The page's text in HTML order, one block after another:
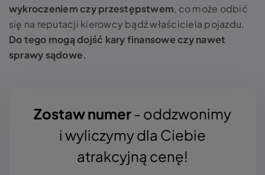
wykroczeniem czy przestępstwem, co może odbić
się na reputacji kierowcy bądź właściciela pojazdu.
Do tego mogą dojść kary finansowe czy nawet
sprawy sądowe.
Zostaw numer- oddzwonimy
i wyliczymy dla Ciebie
atrakcyjną cenę!